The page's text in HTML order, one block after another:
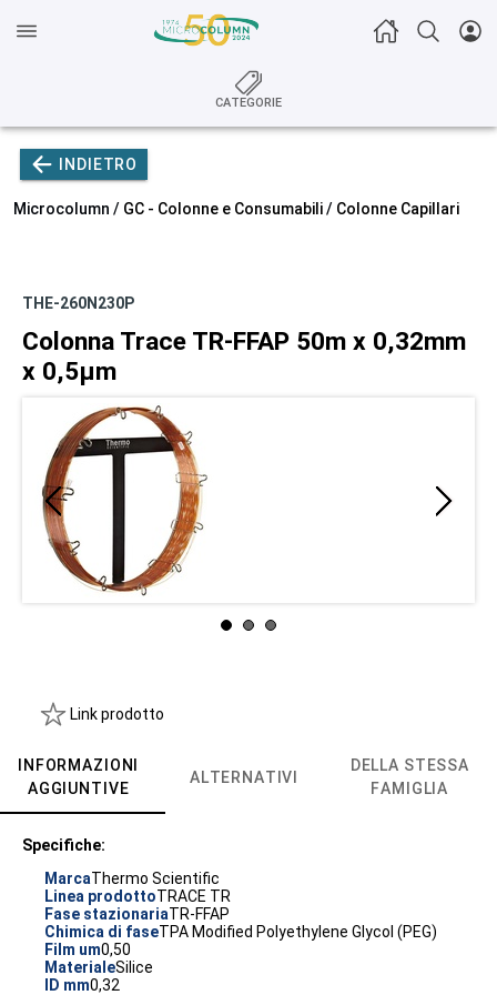
CATEGORIE
INDIETRO
Microcolumn / GC - Colonne e Consumabili/ Colonne Capillari
THE-260N230P
Colonna Trace TR-FFAP 50m x 0,32mm
x 0,5µm
Link prodotto
INFORMAZIONI
AGGIUNTIVE
ALTERNATIVI
DELLA STESSA
FAMIGLIA
Specifiche:
MarcaThermo Scientific
Linea prodottoTRACE TR
Fase stazionariaTR-FFAP
Chimica di faseTPA Modified Polyethylene Glycol (PEG)
Film um0,50
MaterialeSilice
ID mm0,32